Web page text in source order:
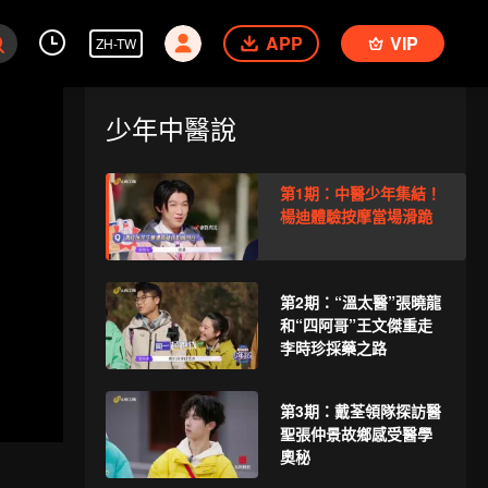
ZH-TW APP VIP
少年中醫說
第1期：中醫少年集結！
楊迪體驗按摩當場滑跪
第2期：“溫太醫”張曉龍
和“四阿哥”王文傑重走
李時珍採藥之路
第3期：戴荃領隊探訪醫
聖張仲景故鄉感受醫學
奧秘